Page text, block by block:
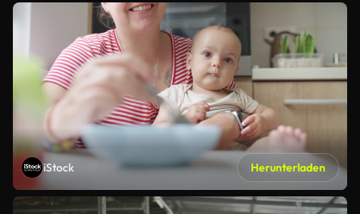
iStock Herunterladen